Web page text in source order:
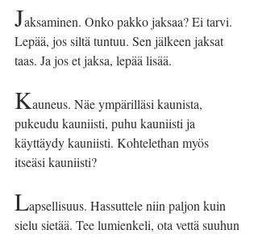
Jaksaminen. Onko pakko jaksaa? Ei tarvi.
Lepää, jos siltä tuntuu. Sen jälkeen jaksat
taas. Ja jos et jaksa, lepää lisää.
Kauneus. Näe ympärilläsi kaunista,
pukeudu kauniisti, puhu kauniisti ja
käyttäydy kauniisti. Kohtelethan myös
itseäsi kauniisti?
Lapsellisuus. Hassuttele niin paljon kuin
sielu sietää. Tee lumienkeli, ota vettä suuhun